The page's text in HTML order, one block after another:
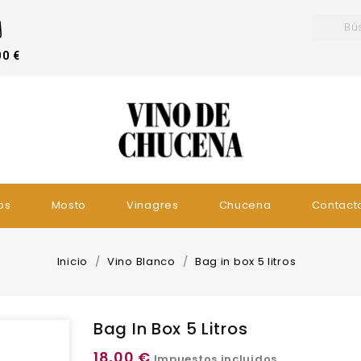
€
Mosto Vinagres Chucena
Inicio Vino Blanco Bag in box 5 litros
Bag In Box 5 Litros